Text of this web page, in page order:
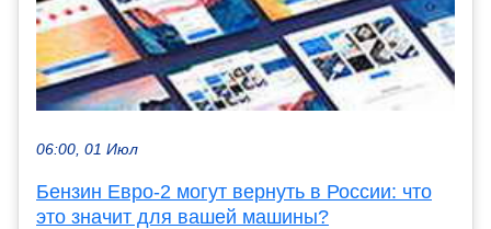
06:00, 01 Июл
Бензин Евро-2 могут вернуть в России: что
это значит для вашей машины?